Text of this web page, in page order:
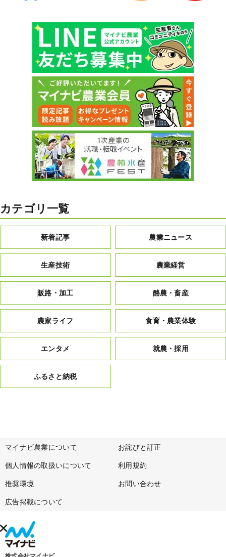
カテゴリ一覧
新着記事 農業ニュース
生産技術 農業経営
販路・加工 酪農・畜産
農家ライフ 食育・農業体験
エンタメ 就農・採用
ふるさと納税
マイナビ農業について お詫びと訂正
個人情報の取扱いについて 利用規約
推奨環境 お問い合わせ
広告掲載について